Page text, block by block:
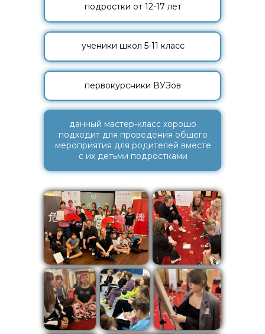
ученики школ 5-11 класс
подростки от 12-17 лет
первокурсники ВУЗов
данный мастер-класс хорошо
подходит для проведения общего
мероприятия для родителей вместе
с их детьми подростками